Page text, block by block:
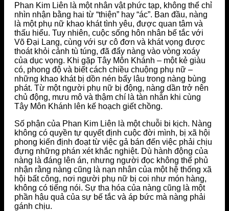
Phan Kim Liên là một nhân vật phức tạp, không thể chỉ
nhìn nhận bằng hai từ “thiện” hay “ác”. Ban đầu, nàng
là một phụ nữ khao khát tình yêu, được quan tâm và
thấu hiểu. Tuy nhiên, cuộc sống hôn nhân bế tắc với
Võ Đại Lang, cùng với sự cô đơn và khát vọng được
thoát khỏi cảnh tù túng, đã đẩy nàng vào vòng xoáy
của dục vọng. Khi gặp Tây Môn Khánh – một kẻ giàu
có, phong độ và biết cách chiều chuộng phụ nữ –
những khao khát bị dồn nén bấy lâu trong nàng bùng
phát. Từ một người phụ nữ bị động, nàng dần trở nên
chủ động, mưu mô và thậm chí là tàn nhẫn khi cùng
Tây Môn Khánh lên kế hoạch giết chồng.
Số phận của Phan Kim Liên là một chuỗi bi kịch. Nàng
không có quyền tự quyết định cuộc đời mình, bị xã hội
phong kiến định đoạt từ việc gả bán đến việc phải chịu
đựng những phán xét khắc nghiệt. Dù hành động của
nàng là đáng lên án, nhưng người đọc không thể phủ
nhận rằng nàng cũng là nạn nhân của một hệ thống xã
hội bất công, nơi người phụ nữ bị coi như món hàng,
không có tiếng nói. Sự tha hóa của nàng cũng là một
phần hậu quả của sự bế tắc và áp bức mà nàng phải
gánh chịu.